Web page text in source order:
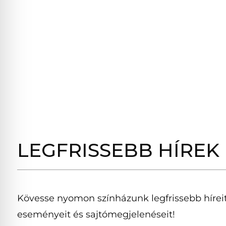
LEGFRISSEBB HÍREK
Kövesse nyomon színházunk legfrissebb
eseményeit és sajtómegjelenéseit!